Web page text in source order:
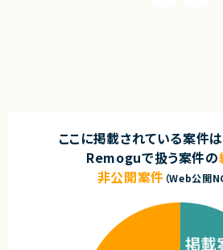
ここに掲載されている案件は
Remoguで扱う案件の
非公開案件 （Web公開